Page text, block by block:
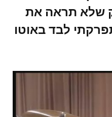
שלא תראה את
לבד באוטו